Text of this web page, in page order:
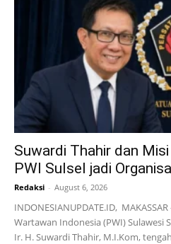
Suwardi Thahir dan
PWI Sulsel jadi
Redaksi - August 6, 2026
INDONESIANUPDATE.ID,
Wartawan Indonesia (PWI) Sulawesi
Ir. H. Suwardi Thahir, M.I.Kom,